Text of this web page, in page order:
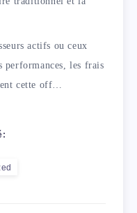
actifs ou ceux
performances, les frais
cette off…